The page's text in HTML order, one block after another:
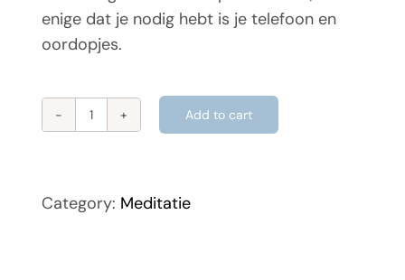
enige dat je nodig hebt is je telefoon en
oordopjes.
Vondelpark
Add to cart
Category: Meditatie